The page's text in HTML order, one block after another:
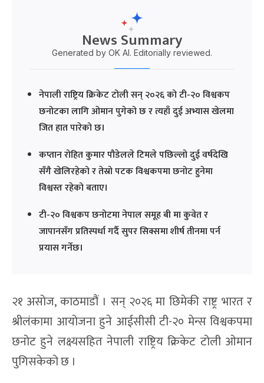
News Summary
Generated by OK AI. Editorially reviewed.
नेपाली राष्ट्रिय क्रिकेट टोली सन् २०२६ को टी-२० विश्वकप
छनोटका लागि ओमान पुगेको छ र त्यहाँ दुई अभ्यास खेलमा
जित हात पारेको छ।
कप्तान रोहित कुमार पौडेलले टिमले पछिल्लो दुई वर्षदेखि
सँगै खेलिरहेको र तेस्रो पटक विश्वकपमा छनोट हुनेमा
विश्वस्त रहेको बताए।
टी-२० विश्वकप छनोटमा नेपाल समूह बी मा कुवेत र
जापानसँग प्रतिस्पर्धा गर्दै सुपर सिक्समा शीर्ष तीनमा पर्न
प्रयास गर्नेछ।
२१ असोज, काठमाडौं । सन् २०२६ मा छिमेकी राष्ट्र भारत र
श्रीलंकामा आयोजना हुने आईसीसी टी-२० मेन्स विश्वकपमा
छनोट हुने लक्ष्यसहित नेपाली राष्ट्रिय क्रिकेट टोली ओमान
पुगिसकेको छ ।